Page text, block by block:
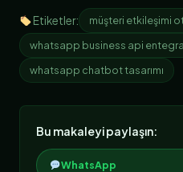
Etiketler:
müşteri etkileşimi
whatsapp business api
whatsapp chatbot tasarımı
Bu makaleyi paylaşın:
WhatsApp